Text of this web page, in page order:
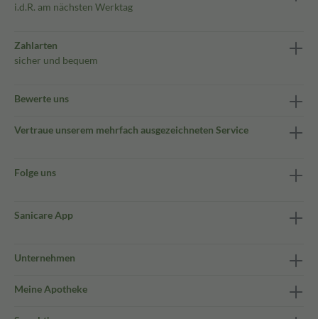
i.d.R. am nächsten Werktag
Zahlarten
sicher und bequem
Bewerte uns
Vertraue unserem mehrfach ausgezeichneten Service
Folge uns
Sanicare App
Unternehmen
Meine Apotheke